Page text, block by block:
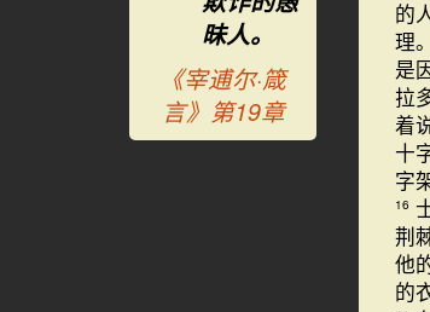
的
理。
是
拉
着
十
字
16
荆
他
的
昧人。
《宰逋尔·箴
言》第19章